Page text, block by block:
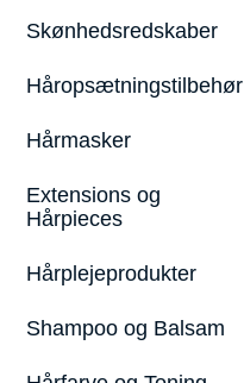
Skønhedsredskaber
Håropsætningstilbehør
Hårmasker
Extensions og
Hårpieces
Hårplejeprodukter
Shampoo og Balsam